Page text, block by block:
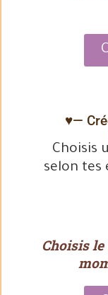
♥—
Choisis
selon tes
Choisis